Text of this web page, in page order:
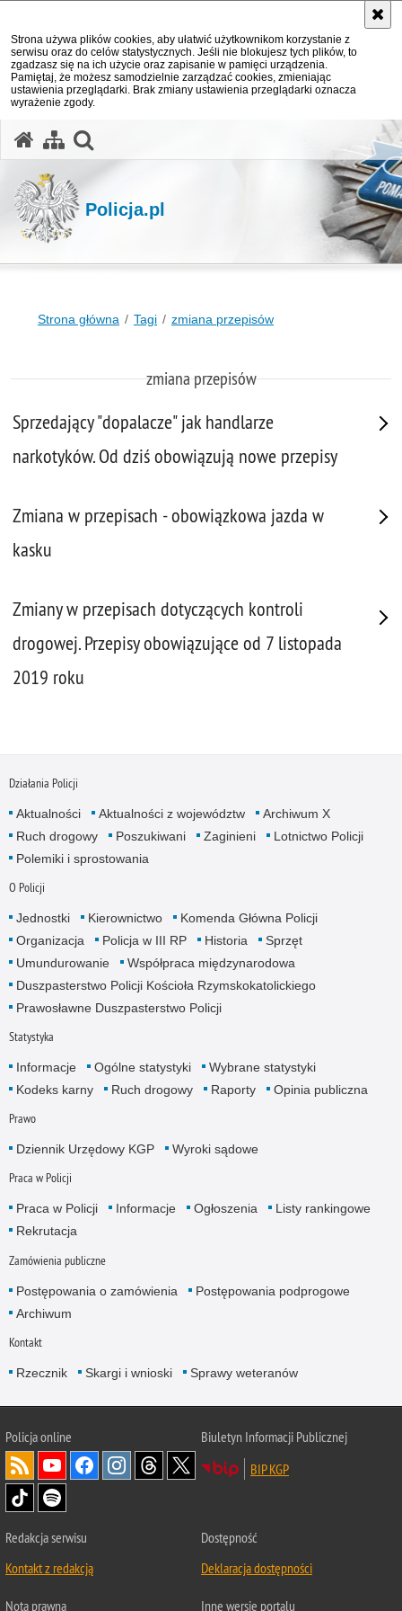
Strona używa plików cookies, aby ułatwić użytkownikom korzystanie z
serwisu oraz do celów statystycznych. Jeśli nie blokujesz tych plików, to
zgadzasz się na ich użycie oraz zapisanie w pamięci urządzenia.
Pamiętaj, że możesz samodzielnie zarządzać cookies, zmieniając
ustawienia przeglądarki. Brak zmiany ustawienia przeglądarki oznacza
wyrażenie zgody.
Policja.pl
Strona główna Tagi zmiana przepisów
zmiana przepisów
Sprzedający "dopalacze" jak handlarze
narkotyków. Od dziś obowiązują nowe przepisy
Zmiana w przepisach - obowiązkowa jazda w
kasku
Zmiany w przepisach dotyczących kontroli
drogowej. Przepisy obowiązujące od 7 listopada
2019 roku
Działania Policji
Aktualności Aktualności z województw
Archiwum X
Ruch drogowy
Poszukiwani Zaginieni
Lotnictwo Policji
Polemiki i sprostowania
O Policji
Jednostki Kierownictwo
Komenda Główna Policji
Organizacja
Policja w III RP Historia
Sprzęt
Umundurowanie
Współpraca międzynarodowa
Duszpasterstwo Policji Kościoła Rzymskokatolickiego
Prawosławne Duszpasterstwo Policji
Statystyka
Informacje Ogólne statystyki
Wybrane statystyki
Kodeks karny
Ruch drogowy Raporty Opinia publiczna
Prawo
Dziennik Urzędowy KGP Wyroki sądowe
Praca w Policji
Praca w Policji Informacje Ogłoszenia
Listy rankingowe
Rekrutacja
Zamówienia publiczne
Postępowania o zamówienia
Postępowania podprogowe
Archiwum
Kontakt
Rzecznik Skargi i wnioski Sprawy weteranów
Policjaonline
Biuletyn Informacji Publicznej
BIP KGP
Redakcja serwisu
Kontakt z redakcją
Dostępność
Deklaracja dostępności
Nota prawna Inne wersje portalu